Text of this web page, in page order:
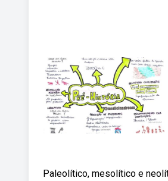
Paleolítico, mesolítico e